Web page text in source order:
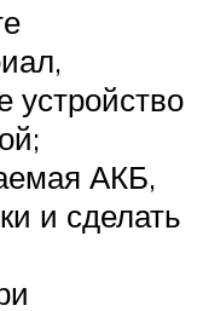
устройство
АКБ,
и сделать